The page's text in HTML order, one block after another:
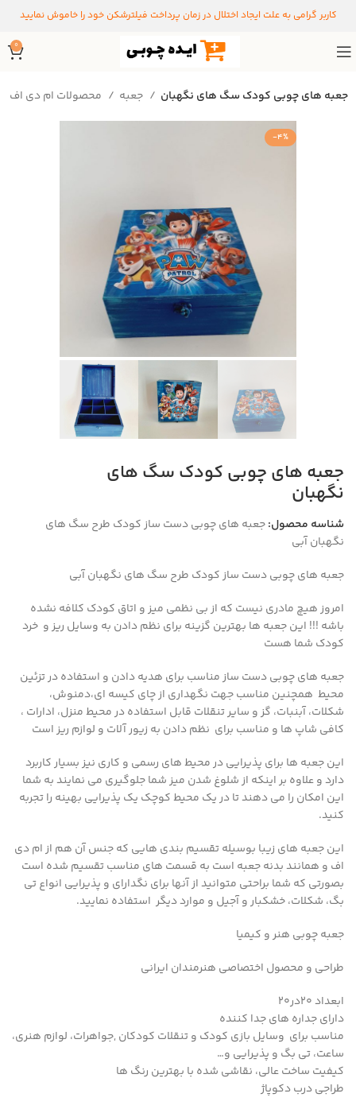
کاربر گرامی به علت ایجاد اختلال در زمان پرداخت فیلترشکن خود را خاموش نمایید
0
جعبه جعبه های چوبی کودک سگ های نگهبان
-4%
جعبه های چوبی کودک سگ های
نگهبان
شناسه محصول:جعبه های چوبی دست ساز کودک طرح سگ های
نگهبان آبی
جعبه های چوبی دست ساز کودک طرح سگ های نگهبان آبی
امروز هیچ مادری نیست که از بی نظمی میز و اتاق کودک کلافه نشده
باشه !!! این جعبه ها بهترین گزینه برای نظم دادن به وسایل ریز و خرد
کودک شما هست
جعبه های چوبی دست ساز مناسب برای هدیه دادن و استفاده در تزئین
محیط همچنین مناسب جهت نگهداری از چای کیسه ای،دمنوش،
شکلات، آبنبات، گز و سایر تنقلات قابل استفاده در محیط منزل، ادارات ،
کافی شاپ ها و مناسب برای نظم دادن به زیور آلات و لوازم ریز است
این جعبه ها برای پذیرایی در محیط های رسمی و کاری نیز بسیار کاربرد
دارد و علاوه بر اینکه از شلوغ شدن میز شما جلوگیری می نمایند به شما
این امکان را می دهند تا در یک محیط کوچک یک پذیرایی بهینه را تجربه
کنید.
این جعبه های زیبا بوسیله تقسیم بندی هایی که جنس آن هم از ام دی
اف و همانند بدنه جعبه است به قسمت های مناسب تقسیم شده است
بصورتی که شما براحتی متوانید از آنها برای نگدارای و پذیرایی انواع تی
بگ، شکلات، خشکبار و آجیل و موارد دیگر استفاده نمایید.
جعبه چوبی هنر و کیمیا
طراحی و محصول اختصاصی هنرمندان ایرانی
ابعداد ۲۰در۲۰
دارای جداره های جدا کننده
مناسب برای وسایل بازی کودک و تنقلات کودکان ,جواهرات، لوازم هنری،
ساعت، تی بگ و پذیرایی و…
کیفیت ساخت عالی، نقاشی شده با بهترین رنگ ها
طراجی درب دکوپاژ